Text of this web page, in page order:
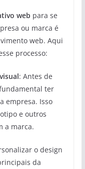
web para se
ou marca é
web. Aqui
processo:
: Antes de
ter
empresa. Isso
e outros
a marca.
o design
da